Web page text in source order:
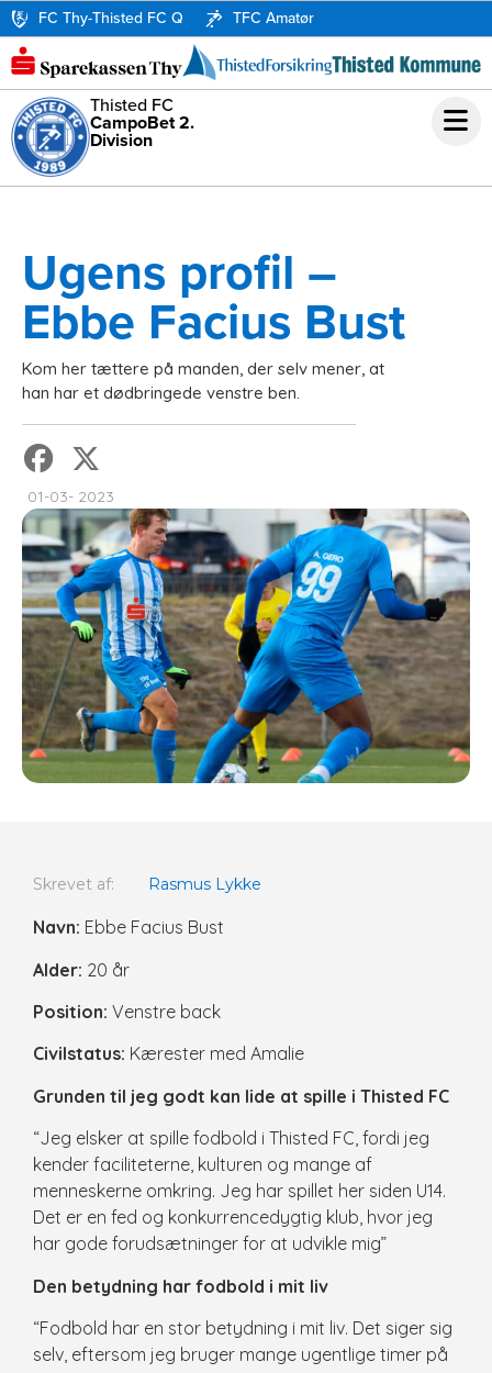
FC Thy-Thisted FC Q TFC Amatør
Thisted FC
CampoBet 2.
Division
Ugens profil –
Ebbe Facius Bust
Kom her tættere på manden, der selv mener, at
han har et dødbringede venstre ben.
01-03- 2023
Skrevet af: Rasmus Lykke
Navn: Ebbe Facius Bust
Alder: 20 år
Position: Venstre back
Civilstatus: Kærester med Amalie
Grunden til jeg godt kan lide at spille i Thisted FC
“Jeg elsker at spille fodbold i Thisted FC, fordi jeg
kender faciliteterne, kulturen og mange af
menneskerne omkring. Jeg har spillet her siden U14.
Det er en fed og konkurrencedygtig klub, hvor jeg
har gode forudsætninger for at udvikle mig”
Den betydning har fodbold i mit liv
“Fodbold har en stor betydning i mit liv. Det siger sig
selv, eftersom jeg bruger mange ugentlige timer på